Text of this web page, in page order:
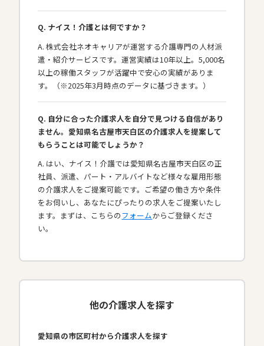
Q. ナイス！介護とは何ですか？
A. 株式会社ネオキャリアが運営する介護専門の人材派
遣・紹介サービスです。運営実績は10年以上。5,000名
以上の稼働スタッフが活躍中で安心の実績がありま
す。（※2025年3月時点のデータに基づきます。）
Q. 自分に合った介護求人を自分で見つける自信があり
ません。愛知県名古屋市天白区の介護求人を提案して
もらうことは可能でしょうか？
A. はい、ナイス！介護では愛知県名古屋市天白区の正
社員、派遣、パート・アルバイトなど様々な雇用形態
の介護求人をご提案可能です。ご希望の働き方や条件
をお伺いし、あなたにぴったりの求人をご提案いたし
ます。まずは、こちらのフォームからご登録くださ
い。
他の介護求人を探す
愛知県の市区町村から介護求人を探す